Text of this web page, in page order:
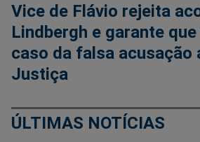
Vice de Flávio rejeita
Lindbergh e garante
caso da falsa acusação
Justiça
ÚLTIMAS NOTÍCIAS